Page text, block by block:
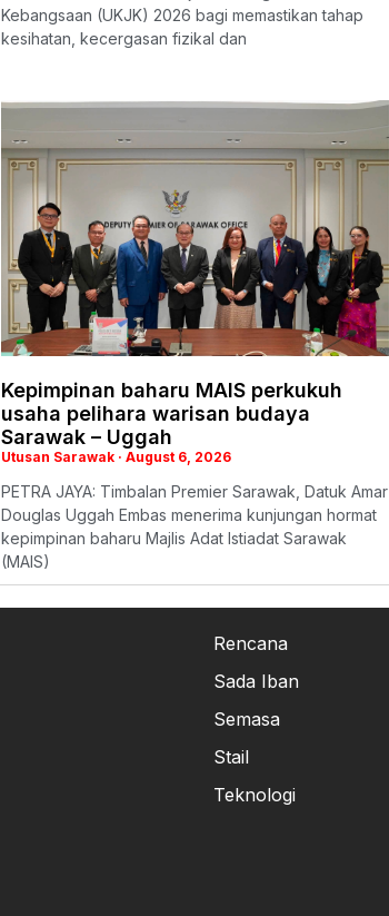
Kebangsaan (UKJK) 2026 bagi memastikan tahap
kesihatan, kecergasan fizikal dan
Kepimpinan baharu MAIS perkukuh
usaha pelihara warisan budaya
Sarawak – Uggah
Utusan Sarawak August 6, 2026
PETRA JAYA: Timbalan Premier Sarawak, Datuk Amar
Douglas Uggah Embas menerima kunjungan hormat
kepimpinan baharu Majlis Adat Istiadat Sarawak
(MAIS)
Rencana
Sada Iban
Semasa
Stail
Teknologi